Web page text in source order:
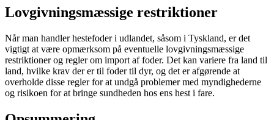
Lovgivningsmæssige restriktioner
Når man handler hestefoder i udlandet, såsom i Tyskland, er det
vigtigt at være opmærksom på eventuelle lovgivningsmæssige
restriktioner og regler om import af foder. Det kan variere fra land til
land, hvilke krav der er til foder til dyr, og det er afgørende at
overholde disse regler for at undgå problemer med myndighederne
og risikoen for at bringe sundheden hos ens hest i fare.